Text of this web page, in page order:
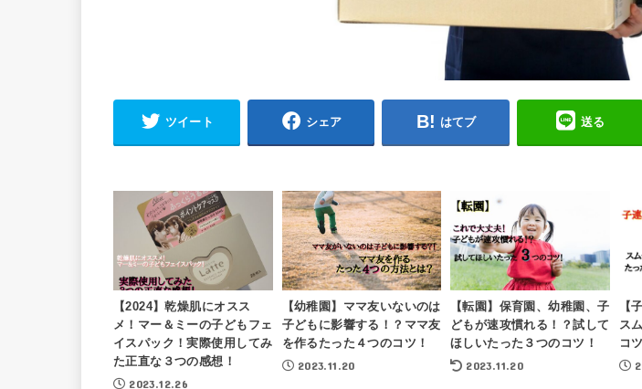
ツイート シェア はてブ 送る
【2024】乾燥肌にオスス
メ！マー＆ミーの子どもフェ
イスパック！実際使用してみ
た正直な３つの感想！
2023.12.26
【幼稚園】ママ友いないのは
子どもに影響する！？ママ友
を作るたった４つのコツ！
2023.11.20
【転園】保育園、幼稚園、子
どもが速攻慣れる！？試して
ほしいたった３つのコツ！
2023.11.20
【
ス
コ